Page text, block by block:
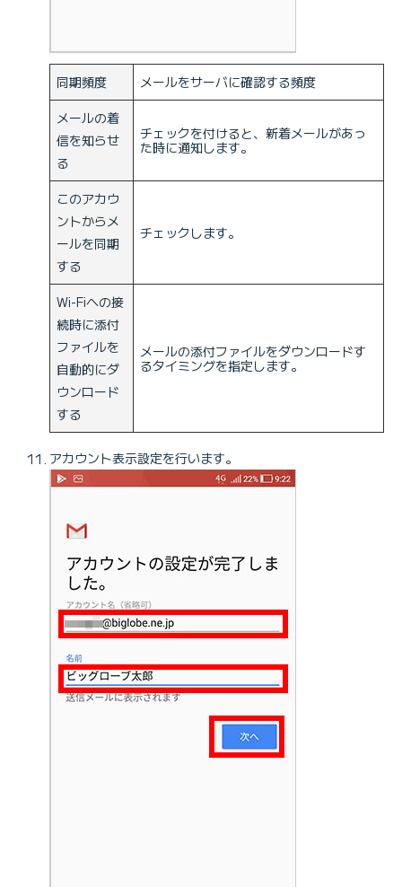
同期頻度
メールをサーバに確認する頻度
メールの着
信を知らせ
る
チェックを付けると、新着メールがあっ
た時に通知します。
このアカウ
ントからメ
ールを同期
する
チェックします。
Wi-Fiへの接
続時に添付
ファイルを
自動的にダ
ウンロード
する
メールの添付ファイルをダウンロードす
るタイミングを指定します。
アカウント表示設定を行います。